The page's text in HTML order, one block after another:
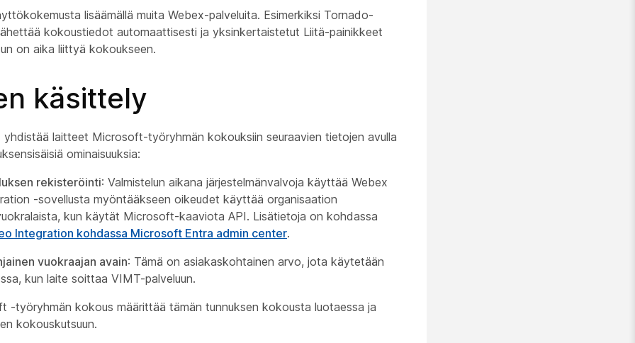
lisäämällä muita Webex-palveluita. Esimerkiksi Tornado-
kokoustiedot automaattisesti ja yksinkertaistetut Liitä-painikkeet
on aika liittyä kokoukseen.
käsittely
yhdistää laitteet Microsoft-työryhmän kokouksiin seuraavien tietojen avulla
ominaisuuksia:
rekisteröinti: Valmistelun aikana järjestelmänvalvoja käyttää Webex
-sovellusta myöntääkseen oikeudet käyttää organisaation
kun käytät Microsoft-kaaviota API. Lisätietoja on kohdassa
Integration kohdassa Microsoft Entra admin center.
vuokraajan avain: Tämä on asiakaskohtainen arvo, jota käytetään
kun laite soittaa VIMT-palveluun.
-työryhmän kokous määrittää tämän tunnuksen kokousta luotaessa ja
kokouskutsuun.